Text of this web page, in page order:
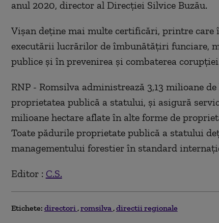
anul 2020, director al Direcţiei Silvice Buzău.
Vişan deţine mai multe certificări, printre
executării lucrărilor de îmbunătăţiri funciare,
publice şi în prevenirea şi combaterea
RNP - Romsilva administrează 3,13 milioane
proprietatea publică a statului, şi asigură
milioane hectare aflate în alte forme de
Toate pădurile proprietate publică a statului
managementului forestier în standard
Editor : C.S.
Etichete: directori romsilva directii regionale